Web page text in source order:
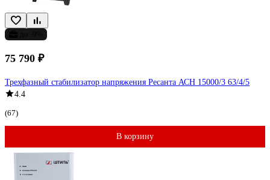
75 790 ₽
Трехфазный стабилизатор напряжения Ресанта АСН 15000/3 63/4/5
4.4
(67)
В корзину